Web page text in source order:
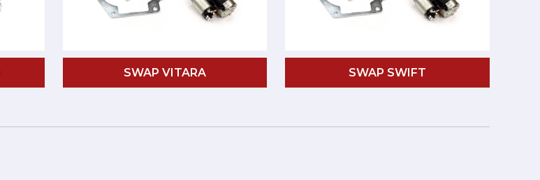
SWAP VITARA SWAP SWIFT